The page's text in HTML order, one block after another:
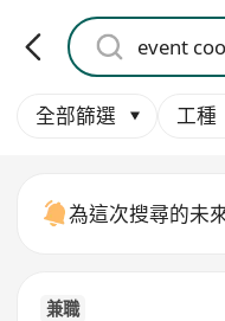
全部篩選 工種
為這次搜尋的未
兼職